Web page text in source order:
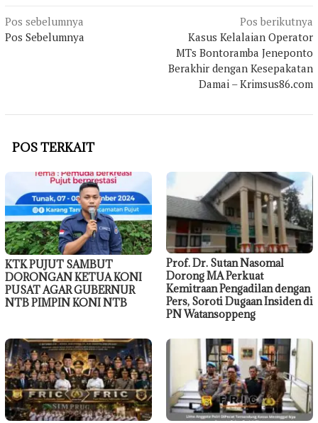
Navigasi
pos
Pos sebelumnya
Pos Sebelumnya
Pos berikutnya
Kasus Kelalaian Operator
MTs Bontoramba Jeneponto
Berakhir dengan Kesepakatan
Damai – Krimsus86.com
POS TERKAIT
KTK PUJUT SAMBUT
DORONGAN KETUA KONI
PUSAT AGAR GUBERNUR
NTB PIMPIN KONI NTB
Prof. Dr. Sutan Nasomal
Dorong MA Perkuat
Kemitraan Pengadilan dengan
Pers, Soroti Dugaan Insiden di
PN Watansoppeng